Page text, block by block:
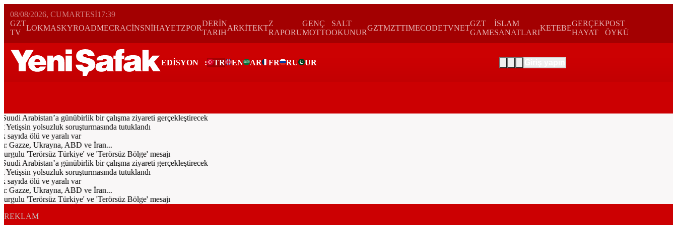
08/08/2026, CUMARTESI17:39
GZT
TV
LOKMASKYROADMECRACİNSNİHAYETZPOR
DERİN
TARIH
ARKİTEKT
Z
RAPORU
GENÇ
MOTTO
SALT
OKUNUR
GZTMZTTIMECODETVNET
GZT
GAME
İSLAM
SANATLARI
KETEBE
GERÇEK
HAYAT
POST
ÖYKÜ
EDİSYON : TR EN AR FR RU UR
Arabistan’a günübirlik bir çalışma ziyareti gerçekleştirecek
yolsuzluk soruşturmasında tutuklandı
ölü ve yaralı var
Gazze, Ukrayna, ABD ve İran...
'Terörsüz Türkiye' ve 'Terörsüz Bölge' mesajı
Arabistan’a günübirlik bir çalışma ziyareti gerçekleştirecek
yolsuzluk soruşturmasında tutuklandı
ölü ve yaralı var
Gazze, Ukrayna, ABD ve İran...
'Terörsüz Türkiye' ve 'Terörsüz Bölge' mesajı
REKLAM